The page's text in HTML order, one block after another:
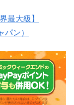
最大級】
ン）